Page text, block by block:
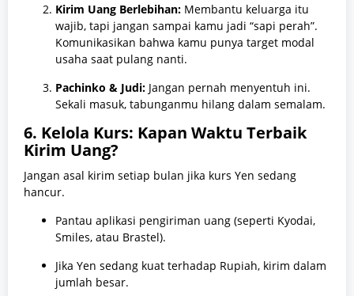
Kirim Uang Berlebihan: Membantu keluarga itu
wajib, tapi jangan sampai kamu jadi “sapi perah”.
Komunikasikan bahwa kamu punya target modal
usaha saat pulang nanti.
Pachinko & Judi: Jangan pernah menyentuh ini.
Sekali masuk, tabunganmu hilang dalam semalam.
6. Kelola Kurs: Kapan Waktu Terbaik
Kirim Uang?
Jangan asal kirim setiap bulan jika kurs Yen sedang
hancur.
Pantau aplikasi pengiriman uang (seperti Kyodai,
Smiles, atau Brastel).
Jika Yen sedang kuat terhadap Rupiah, kirim dalam
jumlah besar.